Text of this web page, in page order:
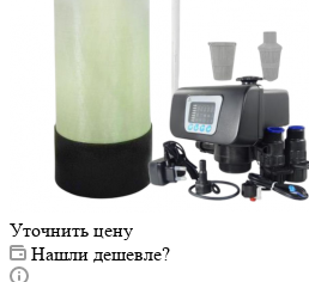
Уточнить цену
Нашли дешевле?